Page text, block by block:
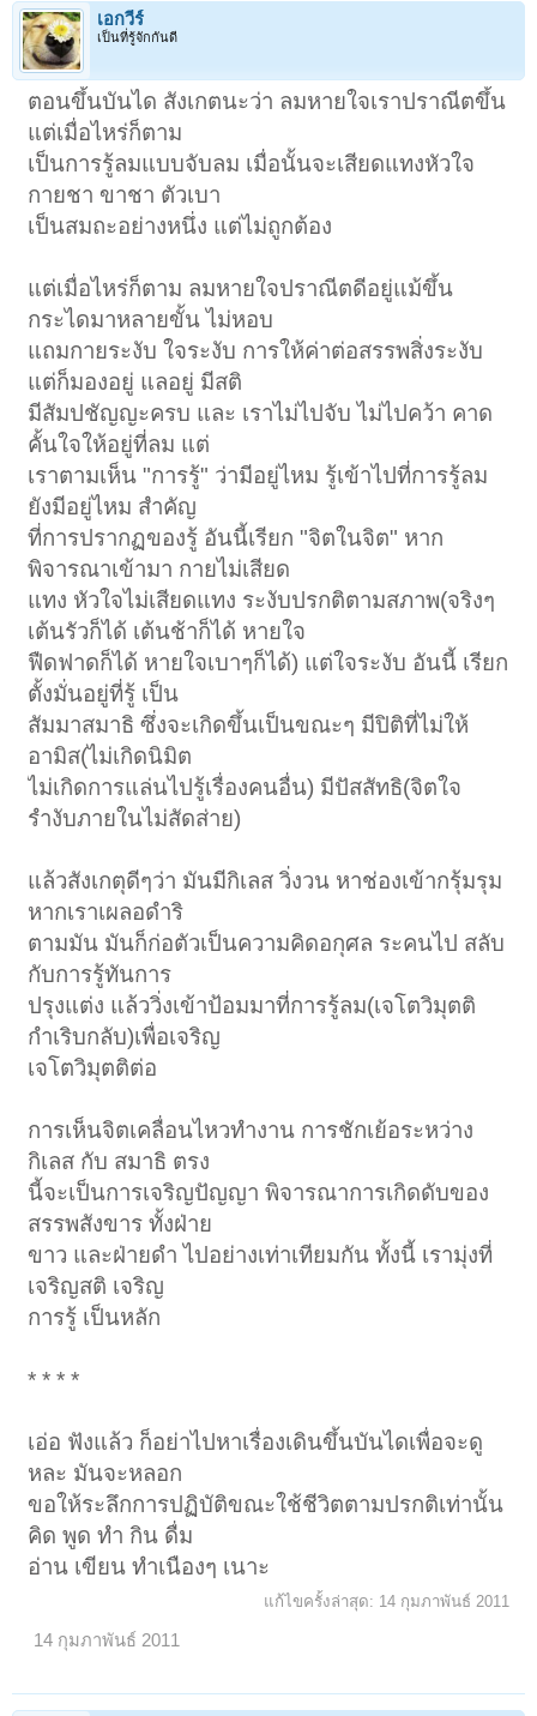
เอกวีร์
เป็นที่รู้จักกันดี
ตอนขึ้นบันได สังเกตนะว่า ลมหายใจเราปราณีตขึ้น
แต่เมื่อไหร่ก็ตาม
เป็นการรู้ลมแบบจับลม เมื่อนั้นจะเสียดแทงหัวใจ
กายชา ขาชา ตัวเบา
เป็นสมถะอย่างหนึ่ง แต่ไม่ถูกต้อง
แต่เมื่อไหร่ก็ตาม ลมหายใจปราณีตดีอยู่แม้ขึ้น
กระไดมาหลายขั้น ไม่หอบ
แถมกายระงับ ใจระงับ การให้ค่าต่อสรรพสิ่งระงับ
แต่ก็มองอยู่ แลอยู่ มีสติ
มีสัมปชัญญะครบ และ เราไม่ไปจับ ไม่ไปคว้า คาด
คั้นใจให้อยู่ที่ลม แต่
เราตามเห็น "การรู้" ว่ามีอยู่ไหม รู้เข้าไปที่การรู้ลม
ยังมีอยู่ไหม สำคัญ
ที่การปรากฏของรู้ อันนี้เรียก "จิตในจิต" หาก
พิจารณาเข้ามา กายไม่เสียด
แทง หัวใจไม่เสียดแทง ระงับปรกติตามสภาพ(จริงๆ
เต้นรัวก็ได้ เต้นช้าก็ได้ หายใจ
ฟืดฟาดก็ได้ หายใจเบาๆก็ได้) แต่ใจระงับ อันนี้ เรียก
ตั้งมั่นอยู่ที่รู้ เป็น
สัมมาสมาธิ ซึ่งจะเกิดขึ้นเป็นขณะๆ มีปิติที่ไม่ให้
อามิส(ไม่เกิดนิมิต
ไม่เกิดการแล่นไปรู้เรื่องคนอื่น) มีปัสสัทธิ(จิตใจ
รำงับภายในไม่สัดส่าย)
แล้วสังเกตุดีๆว่า มันมีกิเลส วิ่งวน หาช่องเข้ากรุ้มรุม
หากเราเผลอดำริ
ตามมัน มันก็ก่อตัวเป็นความคิดอกุศล ระคนไป สลับ
กับการรู้ทันการ
ปรุงแต่ง แล้ววิ่งเข้าป้อมมาที่การรู้ลม(เจโตวิมุตติ
กำเริบกลับ)เพื่อเจริญ
เจโตวิมุตติต่อ
การเห็นจิตเคลื่อนไหวทำงาน การชักเย้อระหว่าง
กิเลส กับ สมาธิ ตรง
นี้จะเป็นการเจริญปัญญา พิจารณาการเกิดดับของ
สรรพสังขาร ทั้งฝ่าย
ขาว และฝ่ายดำ ไปอย่างเท่าเทียมกัน ทั้งนี้ เรามุ่งที่
เจริญสติ เจริญ
การรู้ เป็นหลัก
* * * *
เอ่อ ฟังแล้ว ก็อย่าไปหาเรื่องเดินขึ้นบันไดเพื่อจะดู
หละ มันจะหลอก
ขอให้ระลึกการปฏิบัติขณะใช้ชีวิตตามปรกติเท่านั้น
คิด พูด ทำ กิน ดื่ม
อ่าน เขียน ทำเนืองๆ เนาะ
แก้ไขครั้งล่าสุด: 14 กุมภาพันธ์ 2011
14 กุมภาพันธ์ 2011